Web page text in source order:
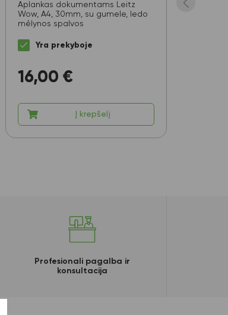
Aplankas dokumentams Leitz
Wow, A4, 30mm, su gumele, ledo
mėlynos spalvos
Yra prekyboje
16,00 €
Į krepšelį
Profesionali pagalba ir
konsultacija